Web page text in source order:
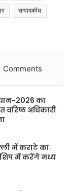
सम्पादकीय
Comments
2026 का
अधिकारी
में कराटे का
में करेंगे मध्य